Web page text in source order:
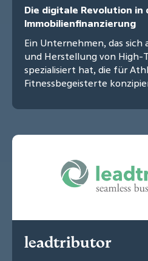
Die digitale Revolution in
Immobilienfinanzierung
Ein Unternehmen, das
und Herstellung von High-
spezialisiert hat, die für
Fitnessbegeisterte
leadtributor